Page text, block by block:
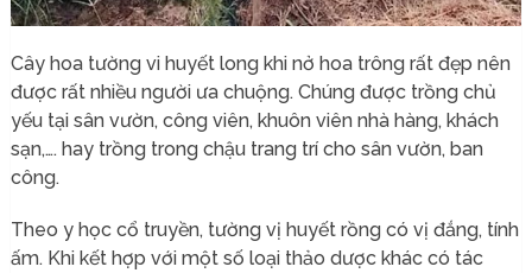
Cây hoa tường vi huyết long khi nở hoa trông rất đẹp nên
được rất nhiều người ưa chuộng. Chúng được trồng chủ
yếu tại sân vườn, công viên, khuôn viên nhà hàng, khách
sạn,…. hay trồng trong chậu trang trí cho sân vườn, ban
công.
Theo y học cổ truyền, tường vị huyết rồng có vị đắng, tính
ấm. Khi kết hợp với một số loại thảo dược khác có tác